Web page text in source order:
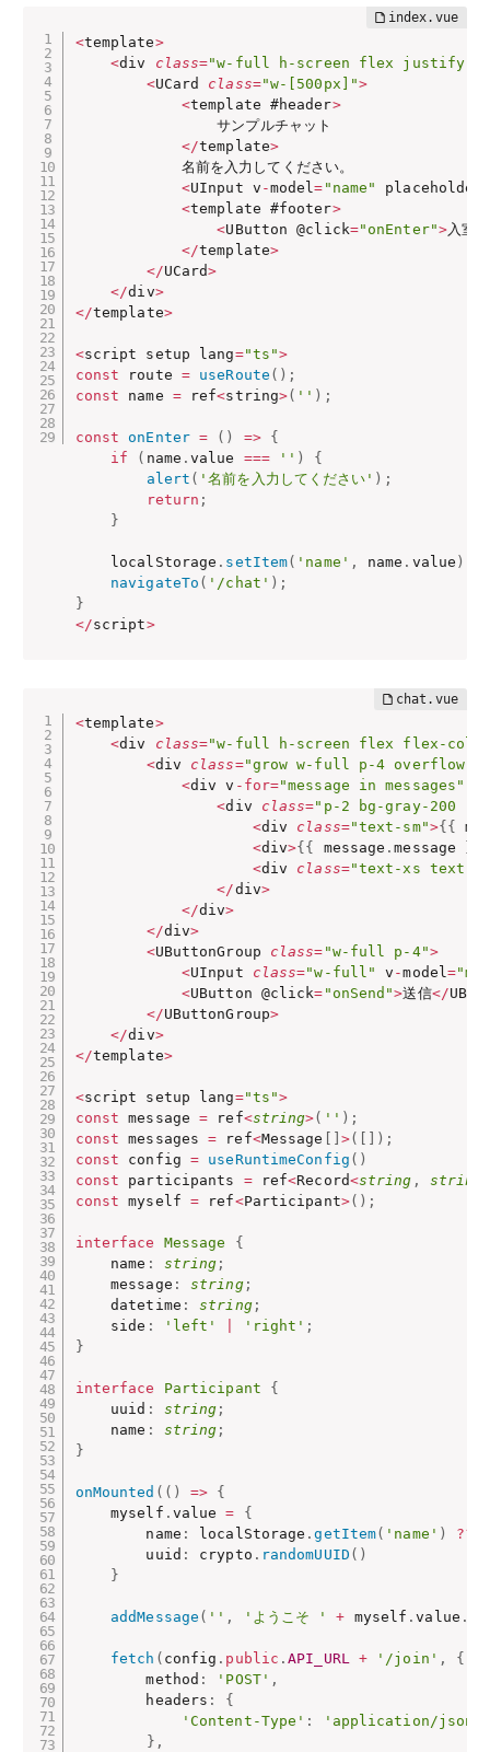
<template>
<div class="w-full h-screen flex justify-
<UCard class="w-[500px]">
<template #header>
                サンプルチャット
</template>
            名前を入力してください。
<UInput v -model= "name" placeholder
<template #footer>
<UButton @click="onEnter">入室
</template>
</UCard>
</div>
</template>
<script setup lang="ts">
const route = useRoute ( ) ;
const name = ref<string>( '' ) ;
const onEnter = ( ) =>
{
if
( name .value === '' )
{
alert ( '名前を入力してください' ) ;
return ;
}
    localStorage
. setItem( 'name' , name . value )
navigateTo ( '/chat' ) ;
}
</script>
<template>
<div class="w-full h-screen flex flex-col
<div class="grow w-full p-4
<div v - for="message in messages"
<div class="p-2 bg-gray-200
<div class="text-sm">{ {
<div>{ { message .message
<div class="text-xs text-
</div>
</div>
</div>
<UButtonGroup class= "w-full p-4">
<UInput class="w-full" v -model=
<UButton @click= "onSend">送信</
</UButtonGroup>
</div>
</template>
<script setup lang="ts">
const message = ref<string>( '' ) ;
const messages = ref<Message >( ) ;
const config = useRuntimeConfig ( )
const participants = ref<Record<string , string
const myself = ref<Participant>( ) ;
interface Message
{
    name
: string ;
    message
: string;
    datetime
: string;
    side
: 'left' 'right' ;
}
interface Participant
{
    uuid
: string ;
    name
: string ;
}
onMounted ( ( ) => {
    myself
. value =
{
        name
: localStorage .getItem( 'name' ) ??
        uuid
: crypto . randomUUID ( )
}
addMessage ( '' , 'ようこそ ' + myself .value .
fetch ( config . public .API_URL + '/join' ,
{
        method
: 'POST' ,
        headers
:
{
'Content-Type' :
'application/json'
} ,